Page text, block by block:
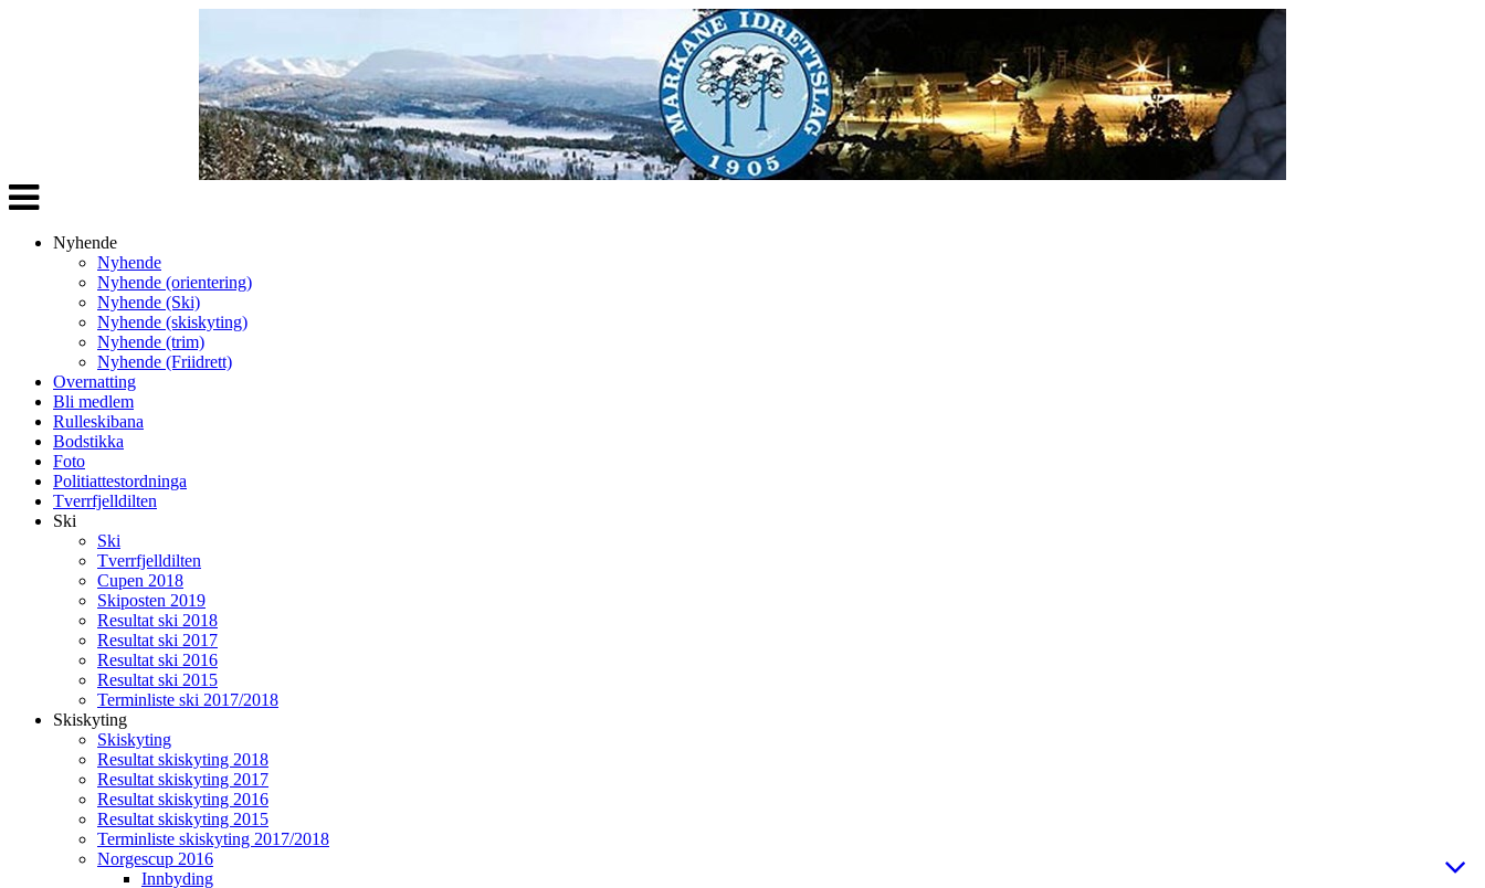
Veksle
navigasjon
Nyhende
Nyhende
Nyhende (orientering)
Nyhende (Ski)
Nyhende (skiskyting)
Nyhende (trim)
Nyhende (Friidrett)
Overnatting
Bli medlem
Rulleskibana
Bodstikka
Foto
Politiattestordninga
Tverrfjelldilten
Ski
Ski
Tverrfjelldilten
Cupen 2018
Skiposten 2019
Resultat ski 2018
Resultat ski 2017
Resultat ski 2016
Resultat ski 2015
Terminliste ski 2017/2018
Skiskyting
Skiskyting
Resultat skiskyting 2018
Resultat skiskyting 2017
Resultat skiskyting 2016
Resultat skiskyting 2015
Terminliste skiskyting 2017/2018
Norgescup 2016
Innbyding